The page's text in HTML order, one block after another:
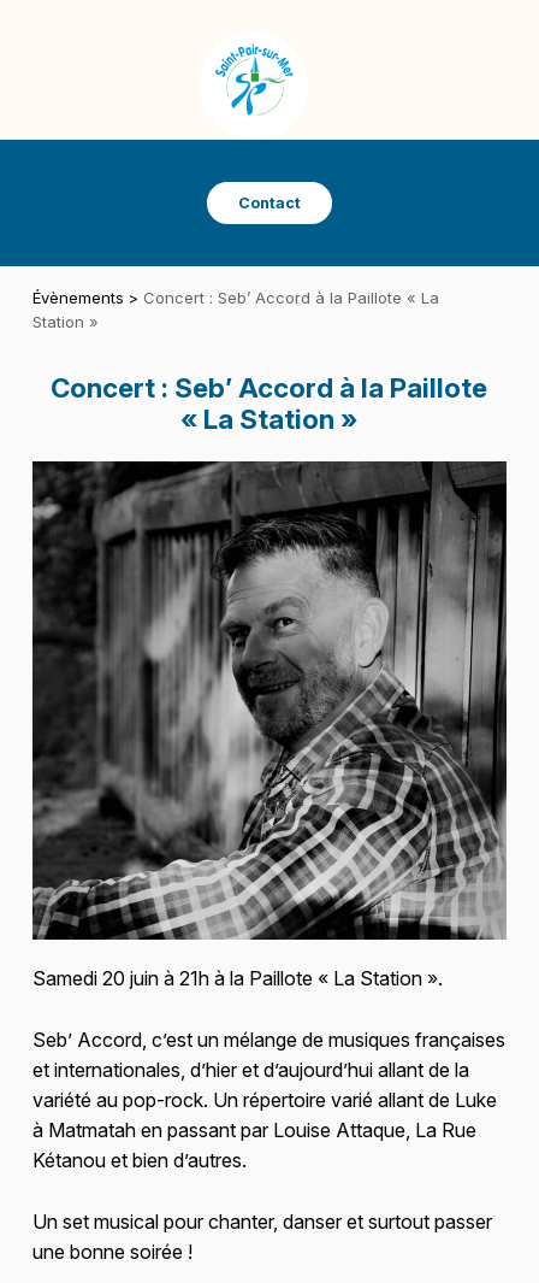
Contact
Évènements > Concert : Seb’ Accord à la Paillote « La
Station »
Concert : Seb’ Accord à la Paillote
« La Station »
Samedi 20 juin à 21h à la Paillote « La Station ».
Seb’ Accord, c’est un mélange de musiques françaises
et internationales, d’hier et d’aujourd’hui allant de la
variété au pop-rock. Un répertoire varié allant de Luke
à Matmatah en passant par Louise Attaque, La Rue
Kétanou et bien d’autres.
Un set musical pour chanter, danser et surtout passer
une bonne soirée !